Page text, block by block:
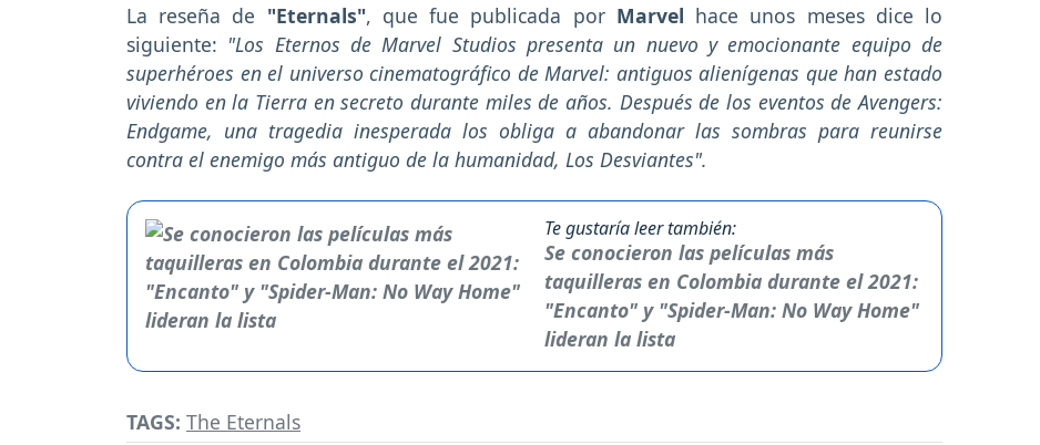
La reseña de "Eternals", que fue publicada por Marvel hace unos meses dice lo
siguiente: "Los Eternos de Marvel Studios presenta un nuevo y emocionante equipo de
superhéroes en el universo cinematográfico de Marvel: antiguos alienígenas que han estado
viviendo en la Tierra en secreto durante miles de años. Después de los eventos de Avengers:
Endgame, una tragedia inesperada los obliga a abandonar las sombras para reunirse
contra el enemigo más antiguo de la humanidad, Los Desviantes".
Te gustaría leer también:
Se conocieron las películas más
taquilleras en Colombia durante el 2021:
"Encanto" y "Spider-Man: No Way Home"
lideran la lista
TAGS: The Eternals